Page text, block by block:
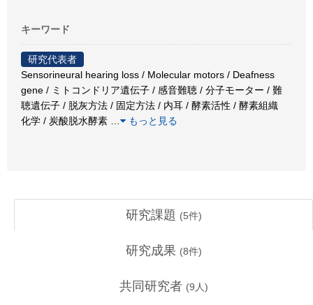
キーワード
研究代表者
Sensorineural hearing loss / Molecular motors / Deafness
gene / ミトコンドリア遺伝子 / 感音難聴 / 分子モーター / 難
聴遺伝子 / 脱灰方法 / 固定方法 / 内耳 / 酵素活性 / 酵素組織
化学 / 炭酸脱水酵素
もっと見る
研究課題 (5件)
研究成果 (8件)
共同研究者 (9 人)